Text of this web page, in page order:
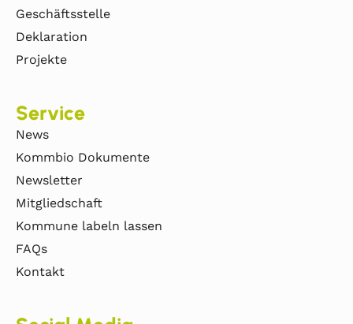
Geschäftsstelle
Deklaration
Projekte
Service
News
Kommbio Dokumente
Newsletter
Mitgliedschaft
Kommune labeln lassen
FAQs
Kontakt